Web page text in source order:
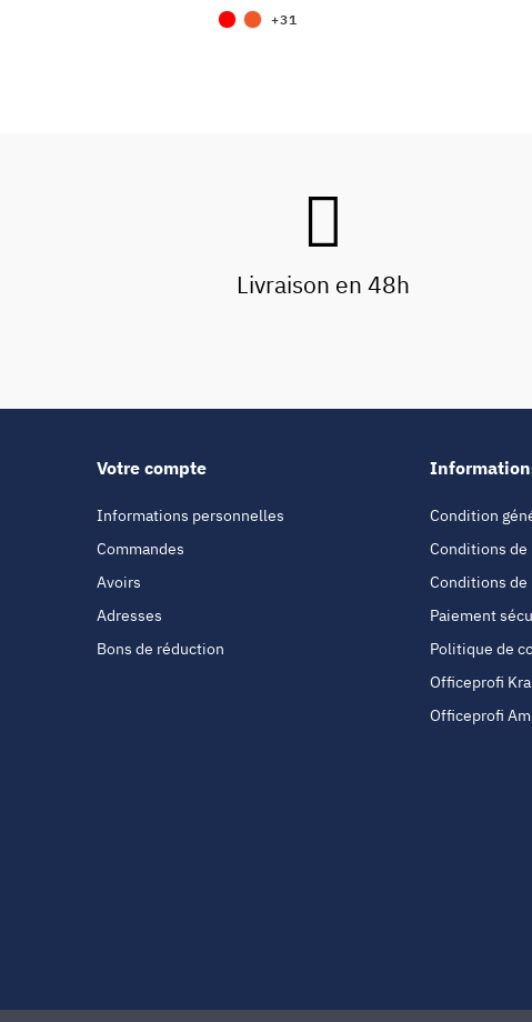
+31
Livraison en 48h
Votre compte
Informations personnelles
Commandes
Avoirs
Adresses
Bons de réduction
Condition
Conditions de
Conditions de
Paiement
Politique de
Officeprofi
Officeprofi